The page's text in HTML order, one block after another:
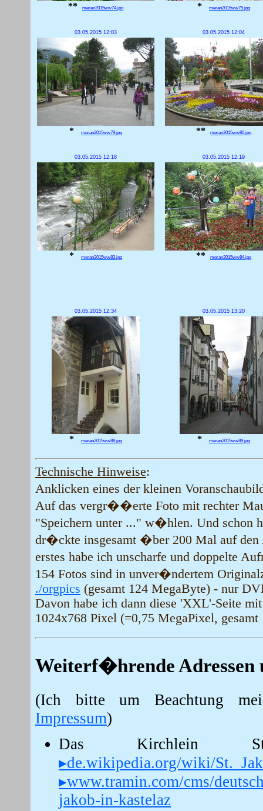
** meran2015ww74.jpg * meran2015ww75.jpg
03.05.2015 12:03
* meran2015ww79.jpg
03.05.2015 12:04
** meran2015ww80.jpg
03.05.2015 12:18
* meran2015ww83.jpg
03.05.2015 12:19
** meran2015ww84.jpg
03.05.2015 12:34
* meran2015ww88.jpg
03.05.2015 13:20
* meran2015ww89.jpg
Technische Hinweise:
Anklicken eines der kleinen
Auf das vergr��erte Foto mit rechter
"Speichern unter ..." w�hlen. Und schon
dr�ckte insgesamt �ber 200 Mal auf den
erstes habe ich unscharfe und doppelte
154 Fotos sind in unver�ndertem
./orgpics (gesamt 124 MegaByte) - nur
Davon habe ich dann diese 'XXL'-Seite
1024x768 Pixel (=0,75 MegaPixel,
Weiterf�hrende Adressen
(Ich bitte um Beachtung
Impressum)
Das Kirchlein
▸de.wikipedia.org/wiki/
▸www.tramin.com/cms/
jakob-in-kastelaz